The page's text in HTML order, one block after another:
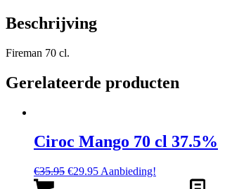
Beschrijving
Fireman 70 cl.
Gerelateerde producten
Ciroc Mango 70 cl 37.5%
€35.95 Oorspronkelijke
€29.95Huidige
Aanbieding!